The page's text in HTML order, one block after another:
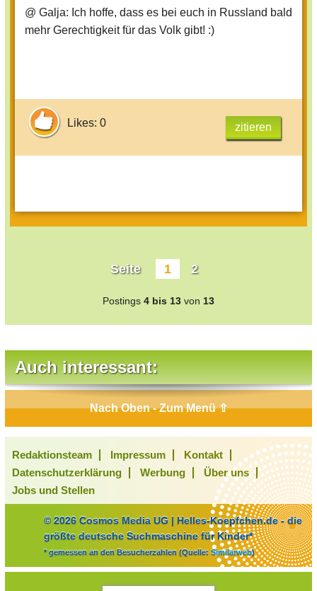
@ Galja: Ich hoffe, dass es bei euch in Russland bald
mehr Gerechtigkeit für das Volk gibt! :)
Likes: 0 zitieren
Seite 1 2
Postings 4 bis 13 von 13
Auch interessant:
Nach Oben - Zum Menü ⇧
Redaktionsteam Impressum
Kontakt
Datenschutzerklärung
Werbung
Über uns
Jobs und Stellen
© 2026 Cosmos Media UG | Helles-Koepfchen.de - die
größte deutsche Suchmaschine für Kinder*
* gemessen an den Besucherzahlen (Quelle: Similarweb)